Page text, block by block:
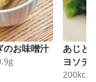
のお味噌汁
g
あじと
ヨソテ
200kcal